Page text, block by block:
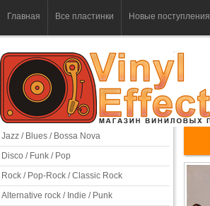
Главная Все пластинки Новые поступления
Jazz / Blues / Bossa Nova
Disco / Funk / Pop
Rock / Pop-Rock / Classic Rock
Alternative rock / Indie / Punk